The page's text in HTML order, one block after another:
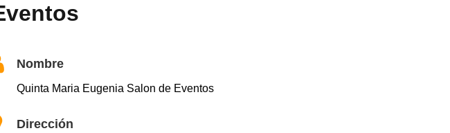
Nombre
Quinta Maria Eugenia Salon de Eventos
Dirección